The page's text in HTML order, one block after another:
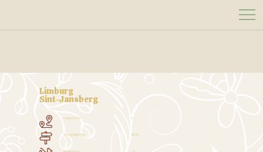
Limburg
Sint-Jansberg
Lengte In Km 6
Bewegwijzering: Bruin
Ja